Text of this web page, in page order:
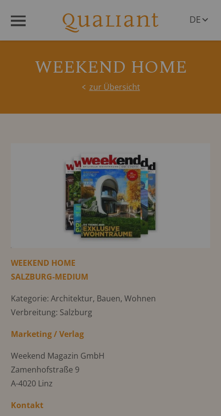
DE
WEEKEND HOME
zur Übersicht
WEEKEND HOME
SALZBURG-MEDIUM
Kategorie: Architektur, Bauen, Wohnen
Verbreitung: Salzburg
Marketing / Verlag
Weekend Magazin GmbH
Zamenhofstraße 9
A-4020 Linz
Kontakt